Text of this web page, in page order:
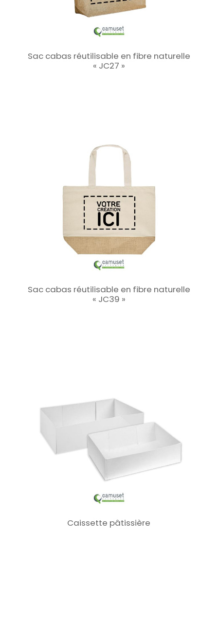
Sac cabas réutilisable en fibre naturelle
« JC27 »
Sac cabas réutilisable en fibre naturelle
« JC39 »
Caissette pâtissière